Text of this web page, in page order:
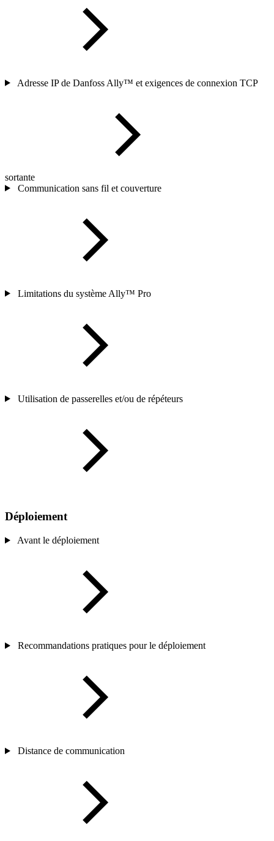
Adresse IP de Danfoss Ally™ et exigences de connexion TCP
sortante
Communication sans fil et couverture
Limitations du système Ally™ Pro
Utilisation de passerelles et/ou de répéteurs
Déploiement
Avant le déploiement
Recommandations pratiques pour le déploiement
Distance de communication